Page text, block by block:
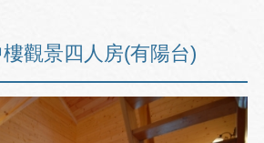
觀景四人房(有陽台)